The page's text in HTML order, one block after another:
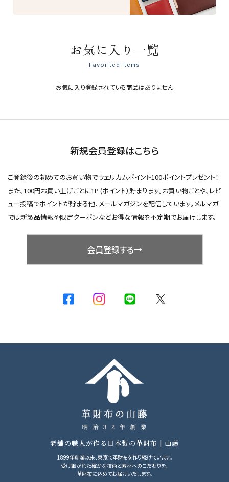
お気に入り一覧
Favorited Items
お気に入り登録されている商品はありません
新規会員登録はこちら
ご登録後の初めてのお買い物でウェルカムポイント100ポイントプレゼント！
また、100円お買い上げごとに1P (ポイント）貯まります。お買い物ごとや、レビ
ュー投稿でポイントが貯まる他、メールマガジンを配信しています。メルマガ
では新製品情報や限定クーポンなどお得な情報を不定期でお届けします。
会員登録する→
老舗の職人が作る日本製の革財布 | 山藤
1899年創業以来、東京で革財布を作り続けています。
受け継がれた確かな技術と素材へのこだわりを、
革財布に込めてお届けいたします。